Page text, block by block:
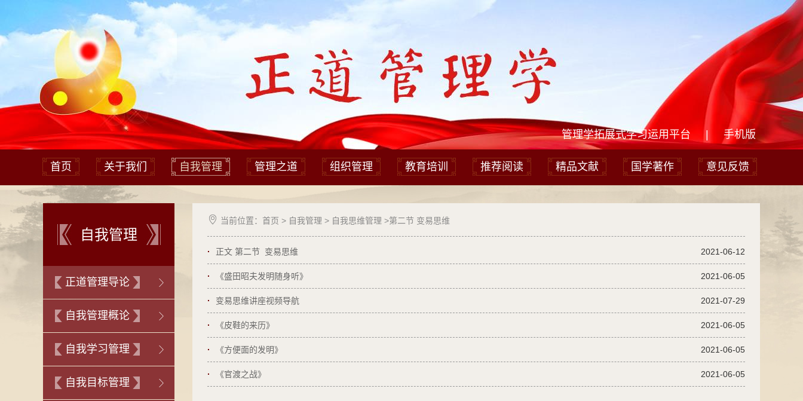
管理学拓展式学习运用平台 手机版
首页 关于我们 自我管理 管理之道 组织管理 教育培训 推荐阅读 精品文献 国学著作 意见反馈
自我管理
正道管理导论
自我管理概论
自我学习管理
自我目标管理
 当前位置： 首页 > 自我管理 > 自我思维管理 >第二节 变易思维
· 2021-06-12
正文 第二节 变易思维
· 2021-06-05
《盛田昭夫发明随身听》
· 2021-07-29
变易思维讲座视频导航
· 2021-06-05
《皮鞋的来历》
· 2021-06-05
《方便面的发明》
· 2021-06-05
《官渡之战》